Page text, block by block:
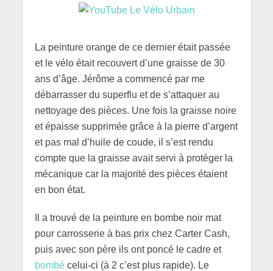
La peinture orange de ce dernier était passée
et le vélo était recouvert d’une graisse de 30
ans d’âge. Jérôme a commencé par me
débarrasser du superflu et de s’attaquer au
nettoyage des pièces. Une fois la graisse noire
et épaisse supprimée grâce à la pierre d’argent
et pas mal d’huile de coude, il s’est rendu
compte que la graisse avait servi à protéger la
mécanique car la majorité des pièces étaient
en bon état.
Il a trouvé de la peinture en bombe noir mat
pour carrosserie à bas prix chez Carter Cash,
puis avec son père ils ont poncé le cadre et
bombécelui-ci (à 2 c’est plus rapide). Le